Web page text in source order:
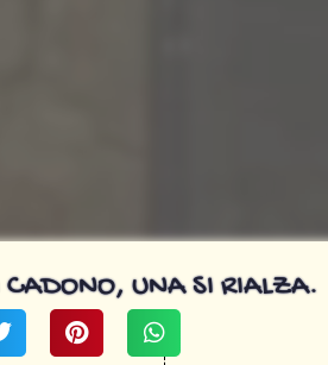
UNA SI RIALZA.